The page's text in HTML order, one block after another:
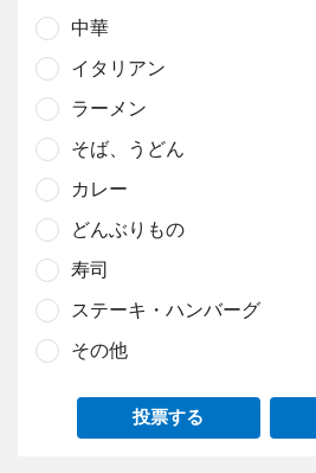
中華
イタリアン
ラーメン
そば、うどん
カレー
どんぶりもの
寿司
ステーキ・ハンバーグ
その他
投票する